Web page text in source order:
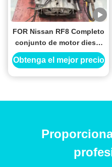
FOR Nissan RF8 Completo
conjunto de motor diesel
V8 de aspiración natural
8.2L de gran potencia para
camiones UD
Obtenga el mejor precio